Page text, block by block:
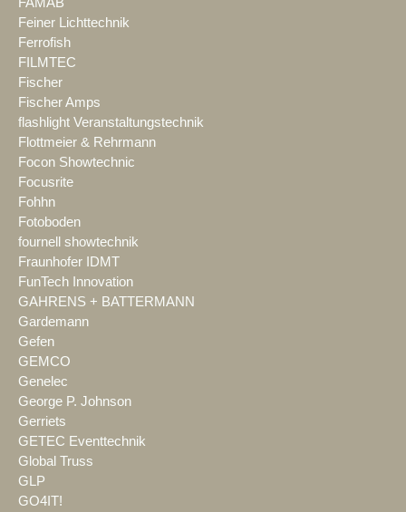
Feiner Lichttechnik
Ferrofish
FILMTEC
Fischer
Fischer Amps
flashlight Veranstaltungstechnik
Flottmeier & Rehrmann
Focon Showtechnic
Focusrite
Fohhn
Fotoboden
fournell showtechnik
Fraunhofer IDMT
FunTech Innovation
GAHRENS + BATTERMANN
Gardemann
Gefen
GEMCO
Genelec
George P. Johnson
Gerriets
GETEC Eventtechnik
Global Truss
GLP
GO4IT!